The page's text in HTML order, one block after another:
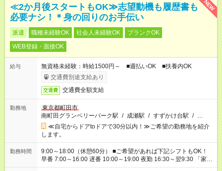
NEW
≪2か月後スタートもOK≫志望動機も履歴書も
必要ナシ！＊身の回りのお手伝い
派遣 職種未経験OK 社会人未経験OK
ブランクOK
WEB登録・面接OK
給与
無資格未経験：時給1500円～ ■週払いOK ■扶養内OK
交通費別途支給あり
交通費 交通費全額支給
勤務地
東京都町田市
南町田グランベリーパーク駅 / 成瀬駅 / すずかけ台駅 / …
≪自宅からドアtoドアで30分以内！≫ご希望の勤務地を紹介
します。
勤務時間
9:00～18:00（休憩60分） ■ご希望があれば下記シフトもOK！
早番 7:00～16:00 遅番 10:00～19:00 夜勤 16:30～翌9:30 「家族
と休みを合わせたい」 「余裕を持って夕飯の準備がしたい」